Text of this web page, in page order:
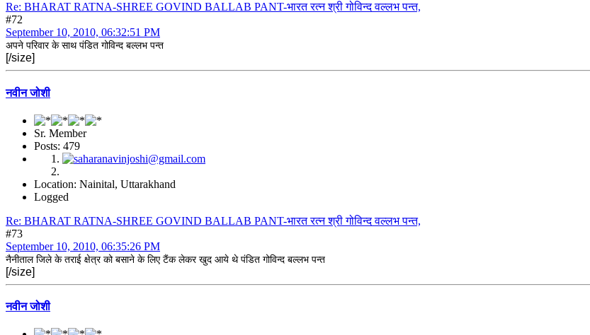
Re: BHARAT RATNA-SHREE GOVIND BALLAB PANT-भारत रत्न श्री गोविन्द वल्लभ पन्त,
#72
September 10, 2010, 06:32:51 PM
अपने परिवार के साथ पंडित गोविन्द बल्लभ पन्त
[/size]
नवीन जोशी
Sr. Member
Posts: 479
Location: Nainital, Uttarakhand
Logged
Re: BHARAT RATNA-SHREE GOVIND BALLAB PANT-भारत रत्न श्री गोविन्द वल्लभ पन्त,
#73
September 10, 2010, 06:35:26 PM
नैनीताल जिले के तराई क्षेत्र को बसाने के लिए टैंक लेकर खुद आये थे पंडित गोविन्द बल्लभ पन्त
[/size]
नवीन जोशी